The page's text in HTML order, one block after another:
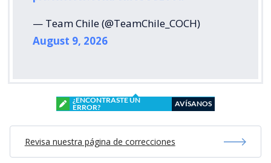
— Team Chile (@TeamChile_COCH)
August 9, 2026
¿ENCONTRASTE UN
ERROR?
AVÍSANOS
Revisa nuestra página de correcciones